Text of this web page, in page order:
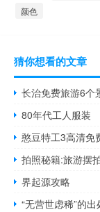
颜色
猜你想看的文章
长治免费旅游6个
80年代工人服装
憨豆特工3高清免
拍照秘籍:旅游摆
界起源攻略
“无营世虑稀”的出